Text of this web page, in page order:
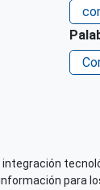
para